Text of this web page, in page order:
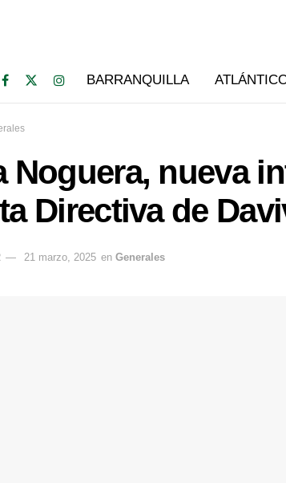
BARRANQUILLA
Noguera, nueva
Directiva de
21 marzo, 2025 en Generales